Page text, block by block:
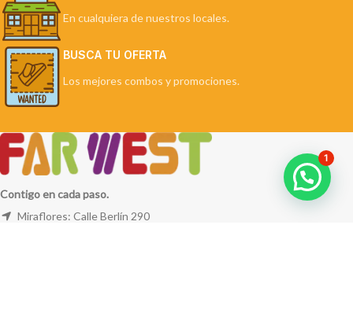
En cualquiera de nuestros locales.
BUSCA TU OFERTA
Los mejores combos y promociones.
Contigo en cada paso.
Miraflores: Calle Berlín 290
1